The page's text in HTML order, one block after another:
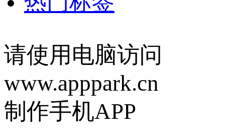
请使用电脑访问
www.apppark.cn
制作手机APP